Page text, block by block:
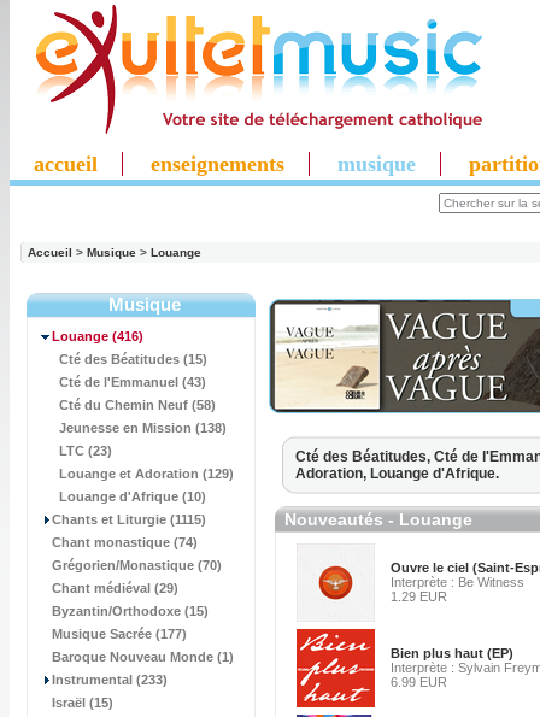
accueil enseignements musique
Accueil > Musique > Louange
Musique
Louange (416)
Cté des Béatitudes (15)
Cté de l'Emmanuel (43)
Cté du Chemin Neuf (58)
Jeunesse en Mission (138)
LTC (23)
Louange et Adoration (129)
Louange d'Afrique (10)
Chants et Liturgie (1115)
Chant monastique (74)
Grégorien/Monastique (70)
Chant médiéval (29)
Byzantin/Orthodoxe (15)
Musique Sacrée (177)
Baroque Nouveau Monde (1)
Instrumental (233)
Israël (15)
Cté des Béatitudes, Cté de
Adoration, Louange d'Afrique.
Nouveautés - Louange
Ouvre le ciel (Saint-
Interprète : Be Witness
1.29 EUR
Bien plus haut (EP)
Interprète : Sylvain
6.99 EUR